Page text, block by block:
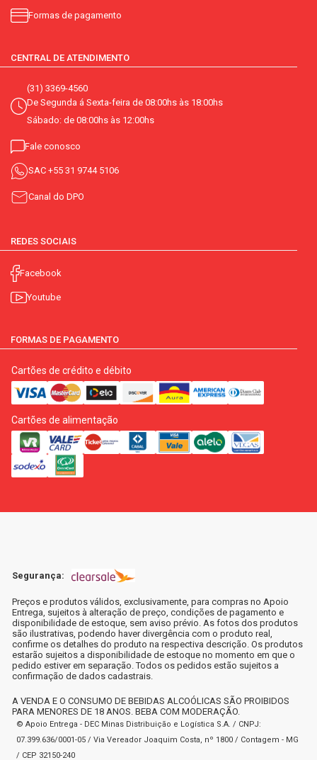
Formas de pagamento
CENTRAL DE ATENDIMENTO
(31) 3369-4560
De Segunda á Sexta-feira de 08:00hs às 18:00hs
Sábado: de 08:00hs às 12:00hs
Fale conosco
SAC +55 31 9744 5106
Canal do DPO
REDES SOCIAIS
Facebook
Youtube
FORMAS DE PAGAMENTO
Cartões de crédito e débito
Cartões de alimentação
Segurança:
Preços e produtos válidos, exclusivamente, para compras no Apoio
Entrega, sujeitos à alteração de preço, condições de pagamento e
disponibilidade de estoque, sem aviso prévio. As fotos dos produtos
são ilustrativas, podendo haver divergência com o produto real,
confirme os detalhes do produto na respectiva descrição. Os produtos
estarão sujeitos a disponibilidade de estoque no momento em que o
pedido estiver em separação. Todos os pedidos estão sujeitos a
confirmação de dados cadastrais.
A VENDA E O CONSUMO DE BEBIDAS ALCOÓLICAS SÃO PROIBIDOS
PARA MENORES DE 18 ANOS. BEBA COM MODERAÇÃO.
© Apoio Entrega - DEC Minas Distribuição e Logística S.A. / CNPJ:
07.399.636/0001-05 / Via Vereador Joaquim Costa, nº 1800 / Contagem - MG
/ CEP 32150-240